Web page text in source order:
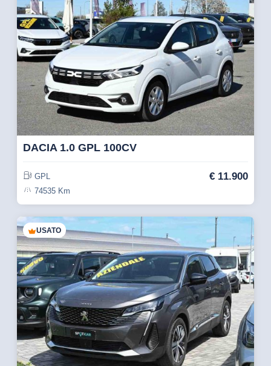
DACIA 1.0 GPL 100CV
GPL
74535 Km
€ 11.900
USATO